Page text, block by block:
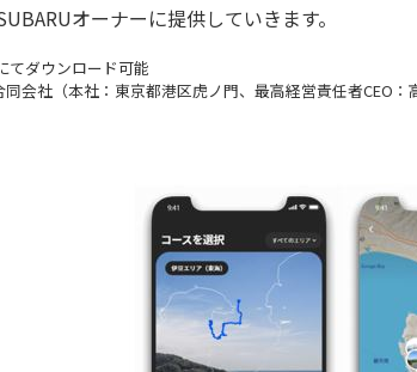
オーナーに提供していきます。
ダウンロード可能
会社（本社：東京都港区虎ノ門、最高経営責任者CEO